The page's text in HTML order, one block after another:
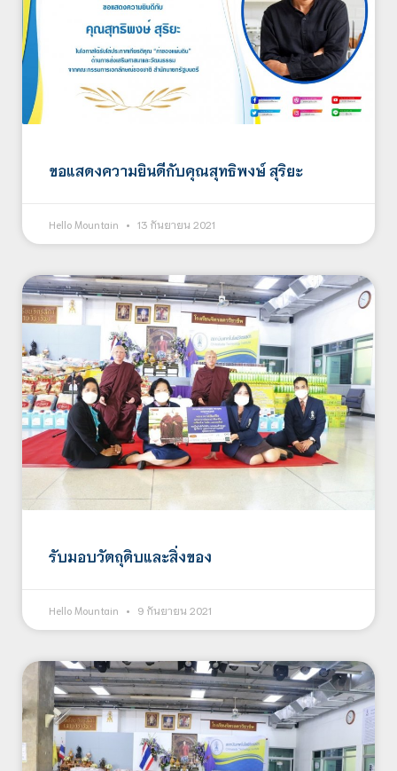
ขอแสดงความยินดีกับคุณสุทธิพงษ์ สุริยะ
Hello Mountain 13 กันยายน 2021
รับมอบวัตถุดิบและสิ่งของ
Hello Mountain 9 กันยายน 2021